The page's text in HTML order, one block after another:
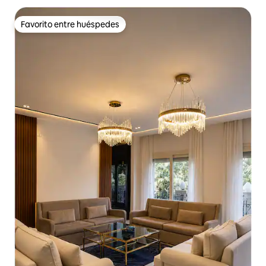
Favorito entre huéspedes
Favorito entre huéspedes